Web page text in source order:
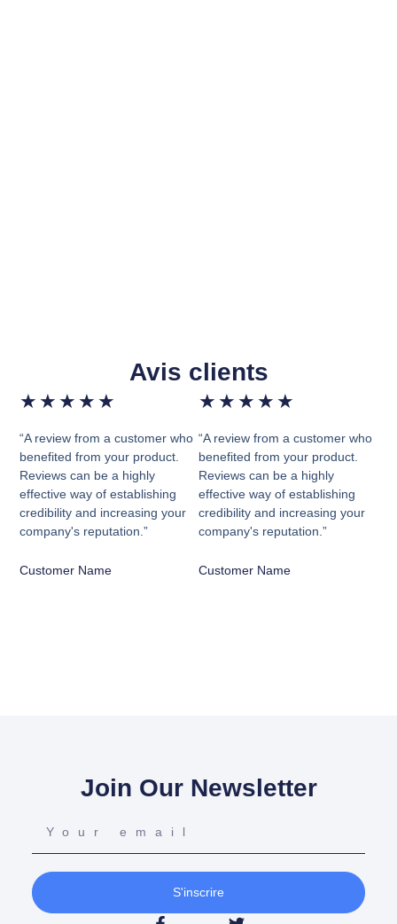
Avis clients
★ ★ ★ ★ ★
“A review from a customer who
benefited from your product.
Reviews can be a highly
effective way of establishing
credibility and increasing your
company's reputation.”
Customer Name
★ ★ ★ ★ ★
“A review from a customer who
benefited from your product.
Reviews can be a highly
effective way of establishing
credibility and increasing your
company's reputation.”
Customer Name
Join Our Newsletter
S'inscrire